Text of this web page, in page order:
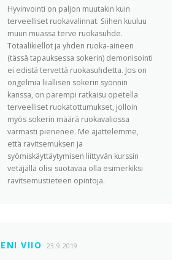
Hyvinvointi on paljon muutakin kuin
terveelliset ruokavalinnat. Siihen kuuluu
muun muassa terve ruokasuhde.
Totaalikiellot ja yhden ruoka-aineen
(tässä tapauksessa sokerin) demonisointi
ei edistä tervettä ruokasuhdetta. Jos on
ongelmia liiallisen sokerin syönnin
kanssa, on parempi ratkaisu opetella
terveelliset ruokatottumukset, jolloin
myös sokerin määrä ruokavaliossa
varmasti pienenee. Me ajattelemme,
että ravitsemuksen ja
syömiskäyttäytymisen liittyvän kurssin
vetäjällä olisi suotavaa olla esimerkiksi
ravitsemustieteen opintoja.
VIIO 23.9.2019